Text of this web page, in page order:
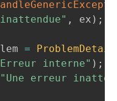
, ex ) ;
= ProblemDetail
interne" ) ;
"Une erreur